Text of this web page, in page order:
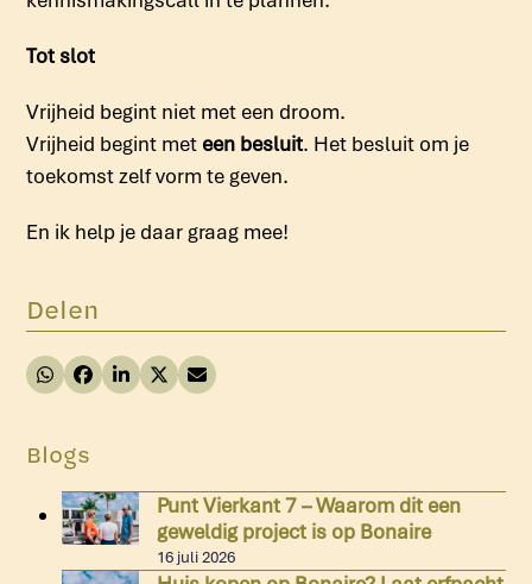
Tot slot
Vrijheid begint niet met een droom.
Vrijheid begint met een besluit. Het besluit om je
toekomst zelf vorm te geven.
En ik help je daar graag mee!
Delen
Blogs
Punt Vierkant 7 – Waarom dit een
geweldig project is op Bonaire
16 juli 2026